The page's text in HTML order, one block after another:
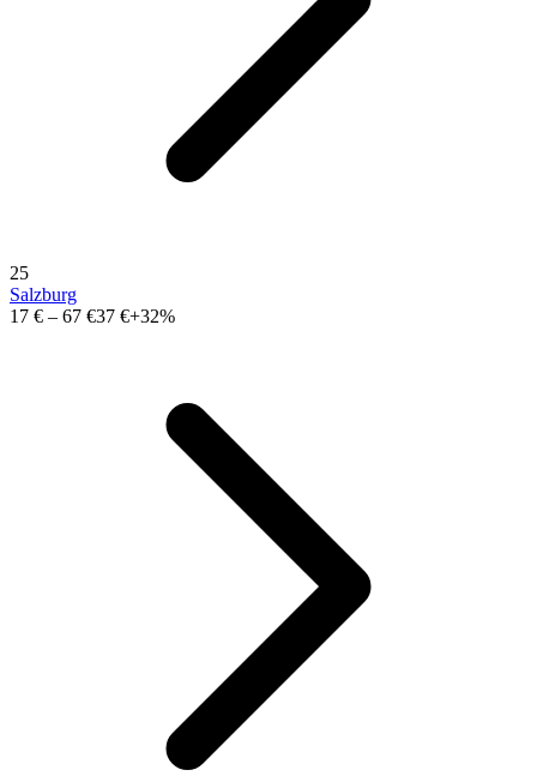
25
Salzburg
17 € – 67 €37 €+32%